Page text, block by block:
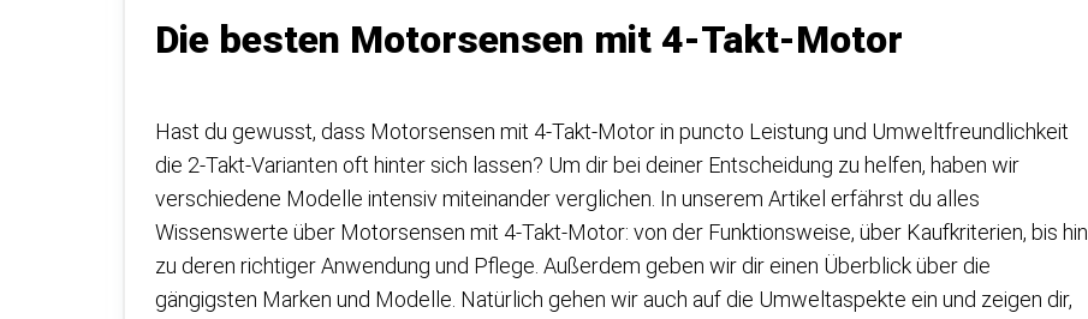
Die besten Motorsensen mit 4-Takt-Motor
Hast du gewusst, dass Motorsensen mit 4-Takt-Motor in puncto Leistung und Umweltfreundlichkeit
die 2-Takt-Varianten oft hinter sich lassen? Um dir bei deiner Entscheidung zu helfen, haben wir
verschiedene Modelle intensiv miteinander verglichen. In unserem Artikel erfährst du alles
Wissenswerte über Motorsensen mit 4-Takt-Motor: von der Funktionsweise, über Kaufkriterien, bis hin
zu deren richtiger Anwendung und Pflege. Außerdem geben wir dir einen Überblick über die
gängigsten Marken und Modelle. Natürlich gehen wir auch auf die Umweltaspekte ein und zeigen dir,